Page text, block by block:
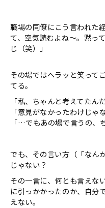
職場の同僚にこう言われた
て、空気読むよね～。黙っ
じ（笑）」
その場ではヘラッと笑って
てる。
「私、ちゃんと考えてたん
「意見がなかったわけじゃ
「…でもあの場で言うの、
でも、その言い方（「なん
じゃない？
その一言に、何とも言えな
に引っかかったのか、自分
えない。